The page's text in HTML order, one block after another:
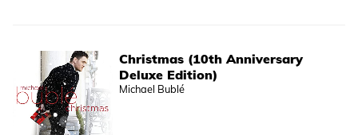
Christmas (10th Anniversary
Deluxe Edition)
Michael Bublé